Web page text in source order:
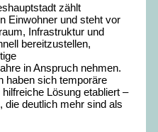
zählt
Einwohner und steht vor
Infrastruktur und
bereitzustellen,
in Anspruch nehmen.
haben sich temporäre
Lösung etabliert –
die deutlich mehr sind als